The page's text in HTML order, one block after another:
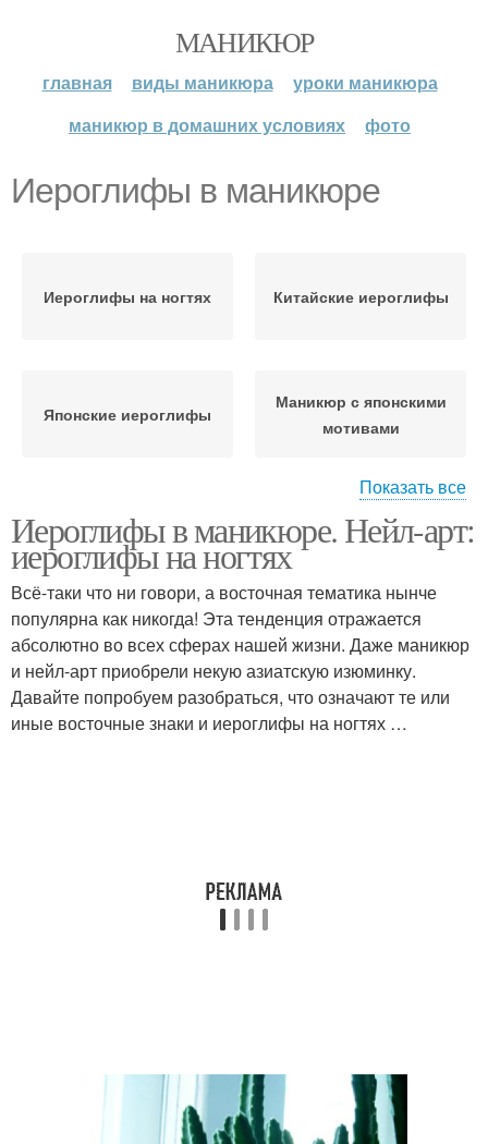
МАНИКЮР
главная виды маникюра
уроки маникюра
маникюр в домашних условиях
фото
Иероглифы в маникюре
Иероглифы на ногтях Китайские иероглифы
Японские иероглифы
Маникюр с японскими
мотивами
Японский маникюр Денежные иероглифы
Маникюр по фен Стихия для маникюра
Показать все
Иероглифы в маникюре. Нейл-арт:
иероглифы на ногтях
Всё-таки что ни говори, а восточная тематика нынче
популярна как никогда! Эта тенденция отражается
абсолютно во всех сферах нашей жизни. Даже маникюр
и нейл-арт приобрели некую азиатскую изюминку.
Давайте попробуем разобраться, что означают те или
иные восточные знаки и иероглифы на ногтях …